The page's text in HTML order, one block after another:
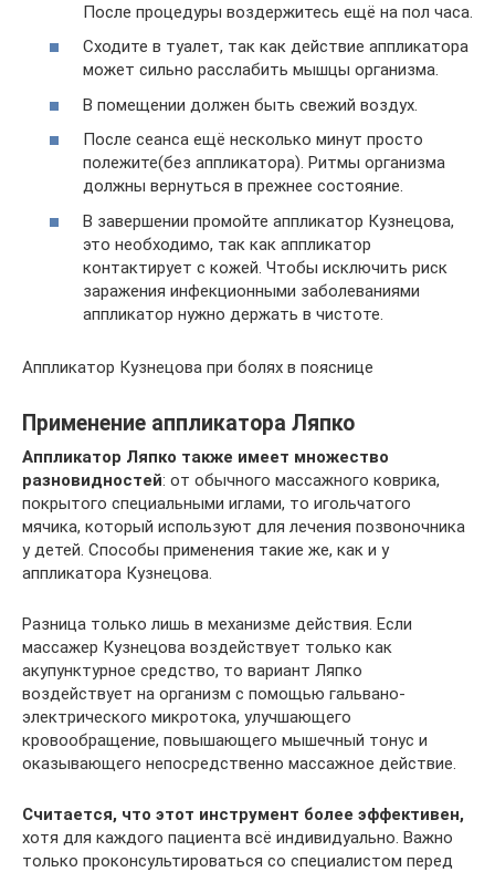
После процедуры воздержитесь ещё на пол часа.
Сходите в туалет, так как действие аппликатора
может сильно расслабить мышцы организма.
В помещении должен быть свежий воздух.
После сеанса ещё несколько минут просто
полежите(без аппликатора). Ритмы организма
должны вернуться в прежнее состояние.
В завершении промойте аппликатор Кузнецова,
это необходимо, так как аппликатор
контактирует с кожей. Чтобы исключить риск
заражения инфекционными заболеваниями
аппликатор нужно держать в чистоте.
Аппликатор Кузнецова при болях в пояснице
Применение аппликатора Ляпко
Аппликатор Ляпко также имеет множество
разновидностей: от обычного массажного коврика,
покрытого специальными иглами, то игольчатого
мячика, который используют для лечения позвоночника
у детей. Способы применения такие же, как и у
аппликатора Кузнецова.
Разница только лишь в механизме действия. Если
массажер Кузнецова воздействует только как
акупунктурное средство, то вариант Ляпко
воздействует на организм с помощью гальвано-
электрического микротока, улучшающего
кровообращение, повышающего мышечный тонус и
оказывающего непосредственно массажное действие.
Считается, что этот инструмент более эффективен,
хотя для каждого пациента всё индивидуально. Важно
только проконсультироваться со специалистом перед